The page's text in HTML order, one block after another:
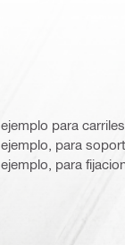
para
para
para